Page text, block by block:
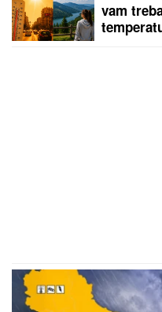
vam